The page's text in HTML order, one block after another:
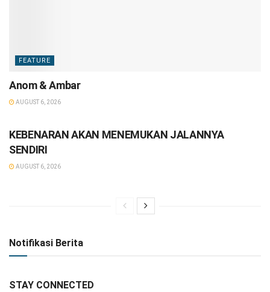
FEATURE
Anom & Ambar
AUGUST 6, 2026
KEBENARAN AKAN MENEMUKAN JALANNYA
SENDIRI
AUGUST 6, 2026
Notifikasi Berita
STAY CONNECTED